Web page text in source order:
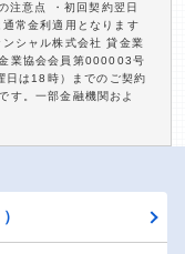
注意点 ・初回契約翌日
常金利適用となります
シャル株式会社 貸金業
業協会会員第000003号
日は18時）までのご契約
す。一部金融機関およ